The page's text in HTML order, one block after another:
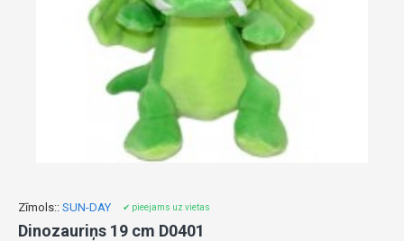
Zīmols:: SUN-DAY ✔ pieejams uz vietas
Dinozauriņs 19 cm D0401